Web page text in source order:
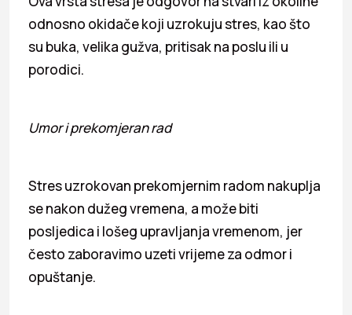
odnosno okidače koji uzrokuju stres, kao što
su buka, velika gužva, pritisak na poslu ili u
porodici.
Umor i prekomjeran rad
Stres uzrokovan prekomjernim radom nakuplja
se nakon dužeg vremena, a može biti
posljedica i lošeg upravljanja vremenom, jer
često zaboravimo uzeti vrijeme za odmor i
opuštanje.